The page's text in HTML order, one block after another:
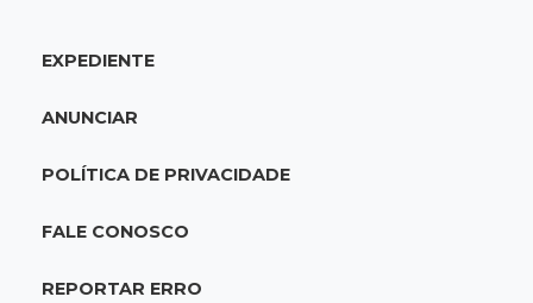
Mãe narra emboscada e diz ter sido amarrada
em acidente que matou eletricista
11:19Successione
EXPEDIENTE
ANUNCIAR
POLÍTICA DE PRIVACIDADE
FALE CONOSCO
REPORTAR ERRO